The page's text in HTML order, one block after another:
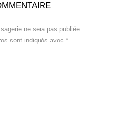
ne sera pas publiée.
sont indiqués avec *